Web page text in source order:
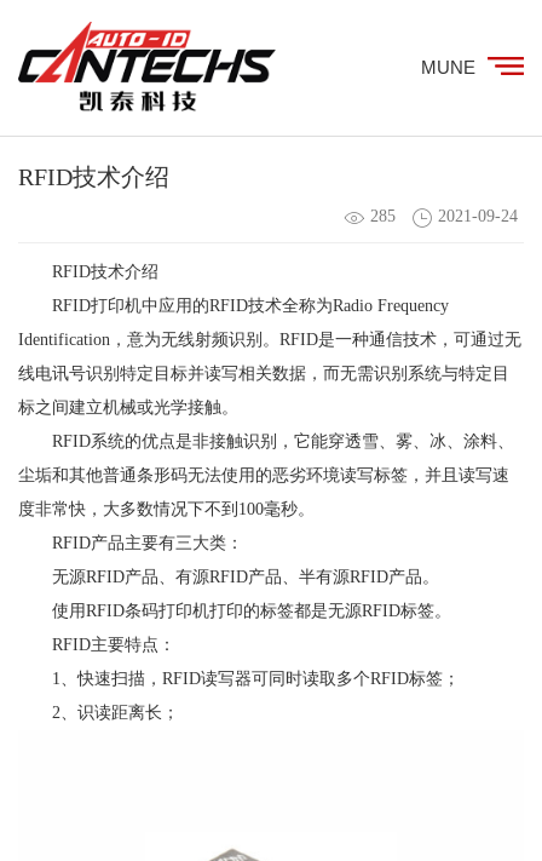
MUNE
RFID技术介绍
285 2021-09-24
RFID技术介绍
RFID打印机中应用的RFID技术全称为Radio Frequency
Identification，意为无线射频识别。RFID是一种通信技术，可通过无
线电讯号识别特定目标并读写相关数据，而无需识别系统与特定目
标之间建立机械或光学接触。
RFID系统的优点是非接触识别，它能穿透雪、雾、冰、涂料、
尘垢和其他普通条形码无法使用的恶劣环境读写标签，并且读写速
度非常快，大多数情况下不到100毫秒。
RFID产品主要有三大类：
无源RFID产品、有源RFID产品、半有源RFID产品。
使用RFID条码打印机打印的标签都是无源RFID标签。
RFID主要特点：
1、快速扫描，RFID读写器可同时读取多个RFID标签；
2、识读距离长；